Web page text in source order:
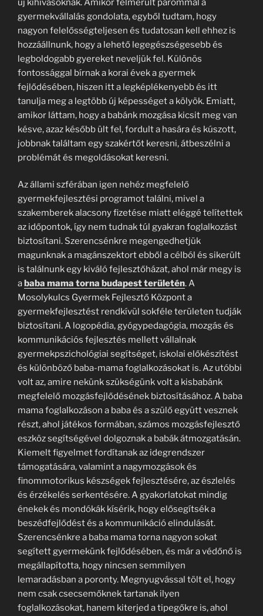
gyermekvállalás gondolata, egyből tudtam, hogy
nagyon felelősségteljesen és tudatosan kell ehhez is
hozzáállnunk, hogy a lehető legegészségesebb és
legboldogabb gyereket neveljük fel. Különös
fontossággal bírnak a korai évek a gyermek
fejlődésében, hiszen itt a legképlékenyebb és itt
tanulja meg a legtöbb új képességet a kölyök. Emiatt,
amikor láttam, hogy a babánk mozgása kicsit meg van
késve, azaz később ült fel, fordult a hasára és kúszott,
jobbnak találtam egy szakértőt keresni, átbeszélni a
problémát és megoldásokat keresni.
Az állami szférában igen nehéz megfelelő
gyermekfejlesztési programot találni, mivel a
szakemberek alacsony fizetése miatt eléggé telítettek
az időpontok, így nem tudnak túl gyakran foglalkozást
biztosítani. Szerencsénkre megengedhetjük
magunknak a magánszektort ebből a célból és sikerült
is találnunk egy kiváló fejlesztőházat, ahol már megy is
ababa mama torna budapest területén. A
Mosolykulcs Gyermek Fejlesztő Központ a
gyermekfejlesztést rendkívül sokféle területen tudják
biztosítani. A logopédia, gyógypedagógia, mozgás és
kommunikációs fejlesztés mellett vállalnak
gyermekpszichológiai segítséget, iskolai előkészítést
és különböző baba-mama foglalkozásokat is. Az utóbbi
volt az, amire nekünk szükségünk volt a kisbabánk
megfelelő mozgásfejlődésének biztosításához. A baba
mama foglalkozáson a baba és a szülő együtt vesznek
részt, ahol játékos formában, számos mozgásfejlesztő
eszköz segítségével dolgoznak a babák átmozgatásán.
Kiemelt figyelmet fordítanak az idegrendszer
támogatására, valamint a nagymozgások és
finommotorikus készségek fejlesztésére, az észlelés
és érzékelés serkentésére. A gyakorlatokat mindig
énekek és mondókák kísérik, hogy elősegítsék a
beszédfejlődést és a kommunikáció elindulását.
Szerencsénkre a baba mama torna nagyon sokat
segített gyermekünk fejlődésében, és már a védőnő is
megállapította, hogy nincsen semmilyen
lemaradásban a poronty. Megnyugvással tölt el, hogy
nem csak csecsemőknek tartanak ilyen
foglalkozásokat, hanem kiterjed a tipegőkre is, ahol